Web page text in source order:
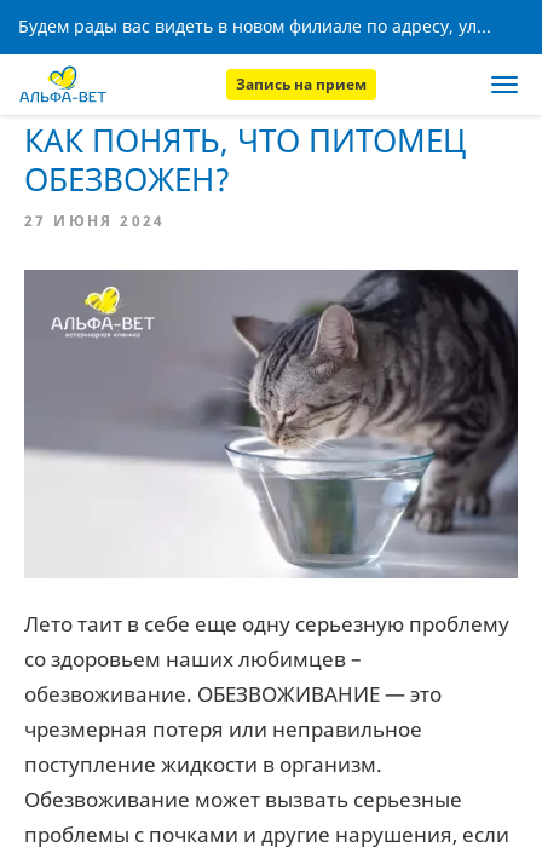
Будем рады вас видеть в новом филиале по адресу, ул. Кижеватова, 8!
Запись на прием
Главная
КАК ПОНЯТЬ, ЧТО ПИТОМЕЦ
ОБЕЗВОЖЕН?
27 ИЮНЯ 2024
Лето таит в себе еще одну серьезную проблему
со здоровьем наших любимцев –
обезвоживание. ОБЕЗВОЖИВАНИЕ — это
чрезмерная потеря или неправильное
поступление жидкости в организм.
Обезвоживание может вызвать серьезные
проблемы с почками и другие нарушения, если